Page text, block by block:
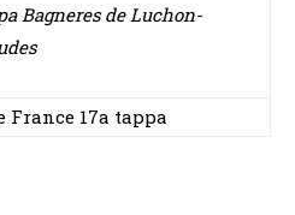
Bagneres de Luchon-
France 17a tappa